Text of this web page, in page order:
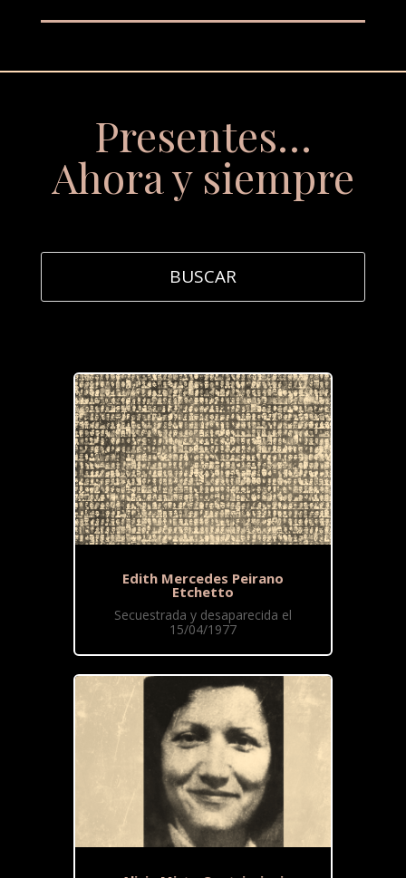
Presentes…
Ahora y siempre
Edith Mercedes Peirano
Etchetto
Secuestrada y desaparecida el
15/04/1977